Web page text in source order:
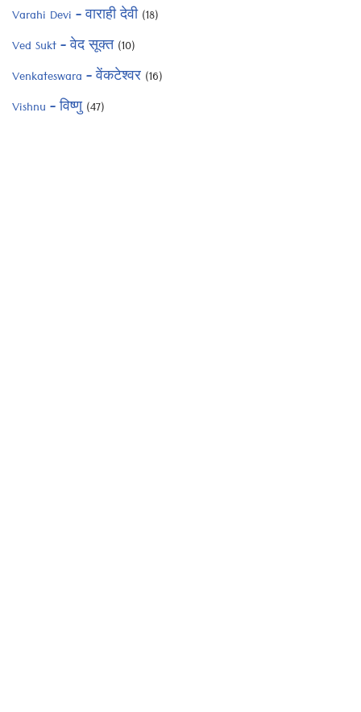
Varahi Devi – वाराही देवी(18)
Ved Sukt – वेद सूक्त(10)
Venkateswara – वेंकटेश्वर (16)
Vishnu – विष्णु(47)